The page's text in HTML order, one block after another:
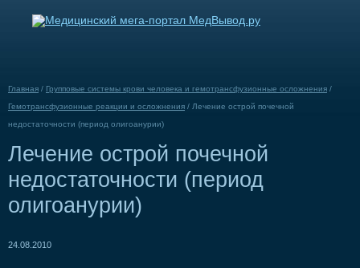
Главная / Групповые системы крови человека и гемотрансфузионные осложнения /
Гемотрансфузионные реакции и осложнения / Лечение острой почечной
недостаточности (период олигоанурии)
Лечение острой почечной
недостаточности (период
олигоанурии)
24.08.2010